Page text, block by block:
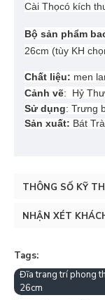
Cài Thọcó kích
Bộ sản phẩm
26cm (tùy KH
Chất liệu: men
Cảnh vẽ: Hỷ
Sử dụng: Trưng
Sản xuất: Bát
THÔNG SỐ KỸ
NHẬN XÉT
Tags:
Đĩa trang trí phong
26cm